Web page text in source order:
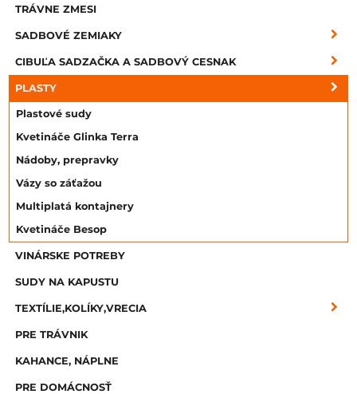
TRÁVNE ZMESI
SADBOVÉ ZEMIAKY
CIBUĽA SADZAČKA A SADBOVÝ CESNAK
PLASTY
Plastové sudy
Kvetináče Glinka Terra
Nádoby, prepravky
Vázy so záťažou
Multiplatá kontajnery
Kvetináče Besop
VINÁRSKE POTREBY
SUDY NA KAPUSTU
TEXTÍLIE,KOLÍKY,VRECIA
PRE TRÁVNIK
KAHANCE, NÁPLNE
PRE DOMÁCNOSŤ